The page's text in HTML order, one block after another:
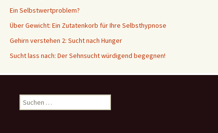
Ein Selbstwertproblem?
Über Gewicht: Ein Zutatenkorb für Ihre Selbsthypnose
Gehirn verstehen 2: Sucht nach Hunger
Sucht lass nach: Der Sehnsucht würdigend begegnen!
Suche
nach: